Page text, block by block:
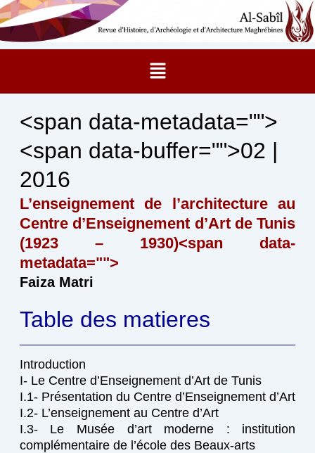
Aller
au
contenu
Menu
<span data-metadata="">
<span data-buffer="">02 |
2016
L’enseignement de l’architecture au
Centre d’Enseignement d’Art de Tunis
(1923 – 1930)<span data-
metadata="">
Faiza Matri
Table des matieres
Introduction
I- Le Centre d’Enseignement d’Art de Tunis
I.1- Présentation du Centre d’Enseignement d’Art
I.2- L’enseignement au Centre d’Art
I.3- Le Musée d’art moderne : institution
complémentaire de l’école des Beaux-arts